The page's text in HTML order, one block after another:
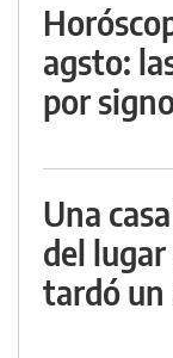
agsto:
por
Una
del
tardó un